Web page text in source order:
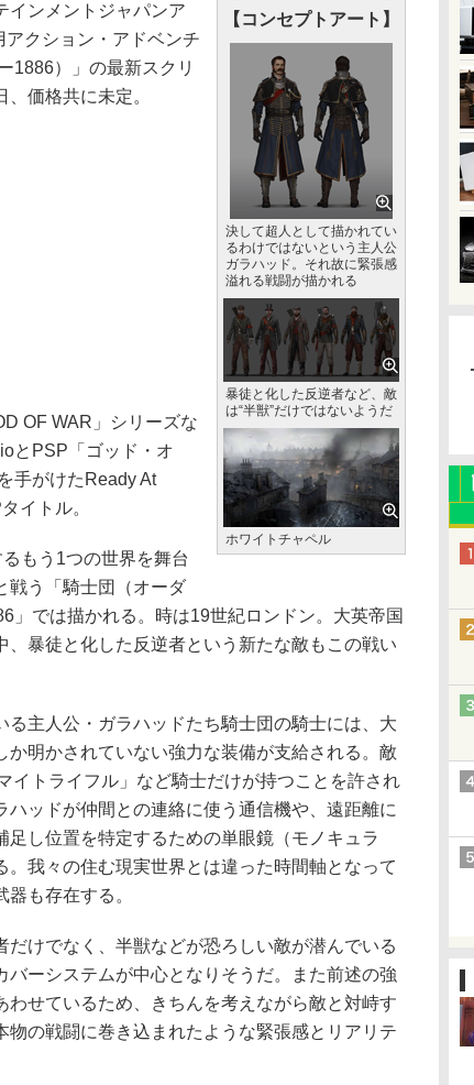
【コンセプトアート】
決して超人として描かれてい
るわけではないという主人公
ガラハッド。それ故に緊張感
溢れる戦闘が描かれる
暴徒と化した反逆者など、敵
は“半獣”だけではないようだ
ホワイトチャペル
ンメントジャパンア
クション・アドベンチ
1886）」の最新スクリ
価格共に未定。
OF WAR」シリーズな
とPSP「ゴッド・オ
手がけたReady At
イトル。
もう1つの世界を舞台
戦う「騎士団（オーダ
」では描かれる。時は19世紀ロンドン。大英帝国
、暴徒と化した反逆者という新たな敵もこの戦い
主人公・ガラハッドたち騎士団の騎士には、大
か明かされていない強力な装備が支給される。敵
イトライフル」など騎士だけが持つことを許され
ッドが仲間との連絡に使う通信機や、遠距離に
し位置を特定するための単眼鏡（モノキュラ
我々の住む現実世界とは違った時間軸となって
も存在する。
けでなく、半獣などが恐ろしい敵が潜んでいる
バーシステムが中心となりそうだ。また前述の強
わせているため、きちんを考えながら敵と対峙す
物の戦闘に巻き込まれたような緊張感とリアリテ